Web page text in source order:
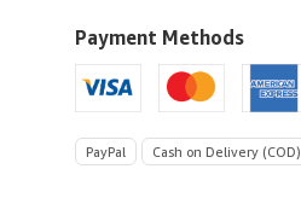
U.S.A.
Payment Methods
PayPal Cash on Delivery (COD)